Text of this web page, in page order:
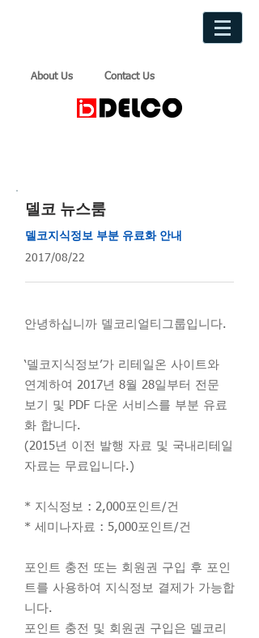
About Us Contact Us
델코 뉴스룸
델코지식정보 부분 유료화 안내
2017/08/22
안녕하십니까 델코리얼티그룹입니다.
‘델코지식정보’가 리테일온 사이트와
연계하여 2017년 8월 28일부터 전문
보기 및 PDF 다운 서비스를 부분 유료
화 합니다.
(2015년 이전 발행 자료 및 국내리테일
자료는 무료입니다.)
* 지식정보 : 2,000포인트/건
* 세미나자료 : 5,000포인트/건
포인트 충전 또는 회원권 구입 후 포인
트를 사용하여 지식정보 결제가 가능합
니다.
포인트 충전 및 회원권 구입은 델코리